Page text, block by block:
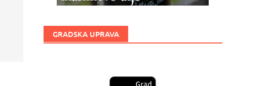
GRADSKA UPRAVA